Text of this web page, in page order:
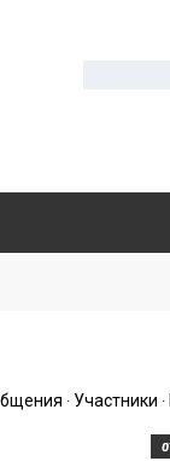
· Участники ·